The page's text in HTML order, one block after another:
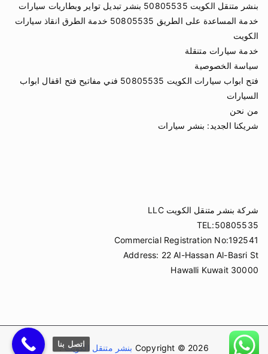
بنشر متنقل الكويت 50805535 بنشر تبديل تواير وبطاريات سيارات
خدمة المساعدة على الطريق 50805535 خدمة الطرق انقاذ سيارات
الكويت
خدمة سيارات متنقلة
سياسة الخصوصية
فتح ابواب سيارات الكويت 50805535 فني مفاتيح فتح اقفال ابواب
السيارات
من نحن
شريكنا الجديد: بنشر سيارات
شركة بنشر متنقل الكويت LLC
TEL:50805535
Commercial Registration No:192541
Address: 22 Al-Hassan Al-Basri St
Hawalli Kuwait 30000
Copyright © 2026 بنشر متنقل الكويت.
اتصل بنا